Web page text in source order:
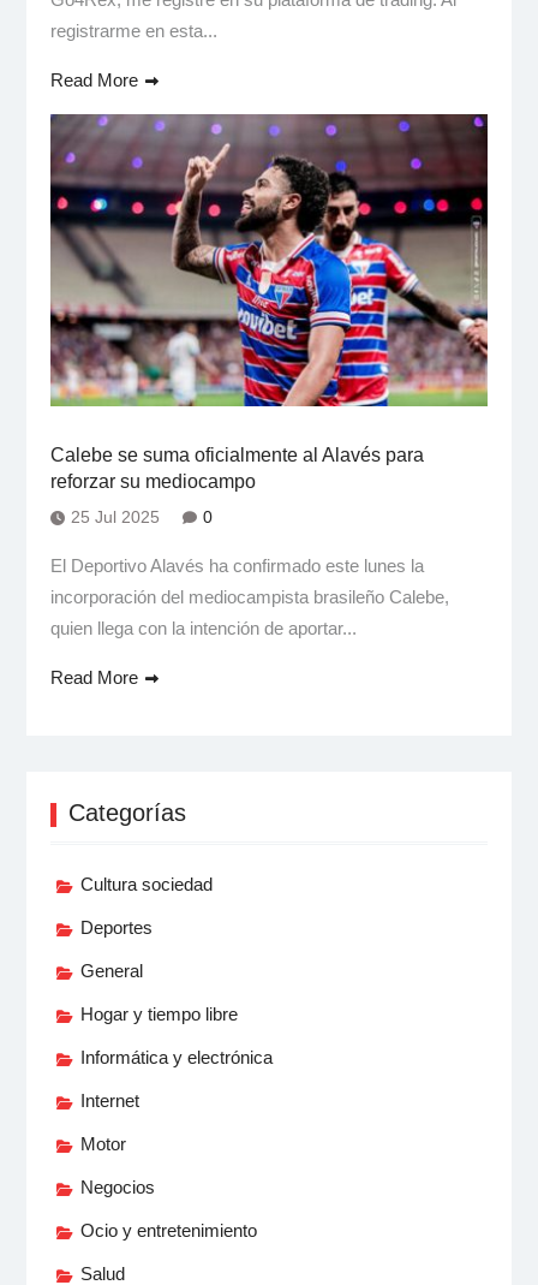
registrarme en esta...
Read More
Calebe se suma oficialmente al Alavés para
reforzar su mediocampo
25 Jul 2025 0
El Deportivo Alavés ha confirmado este lunes la
incorporación del mediocampista brasileño Calebe,
quien llega con la intención de aportar...
Read More
Categorías
Cultura sociedad
Deportes
General
Hogar y tiempo libre
Informática y electrónica
Internet
Motor
Negocios
Ocio y entretenimiento
Salud